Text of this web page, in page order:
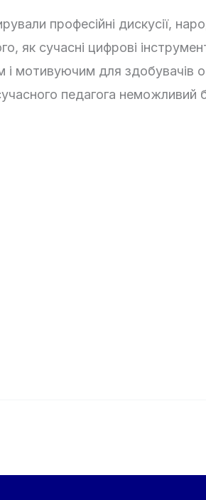
професійні дискусії,
як сучасні цифрові
і мотивуючим для здобувачів
педагога неможливий